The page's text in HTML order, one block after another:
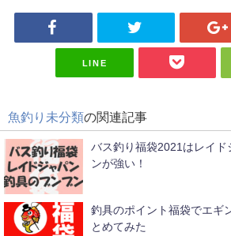
LINE
魚釣り未分類の関連記事
バス釣り福袋2021はレイド
ンが強い！
釣具のポイント福袋でエギ
とめてみた